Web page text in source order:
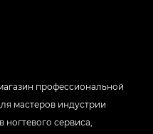
профессиональной
мастеров индустрии
ногтевого сервиса,